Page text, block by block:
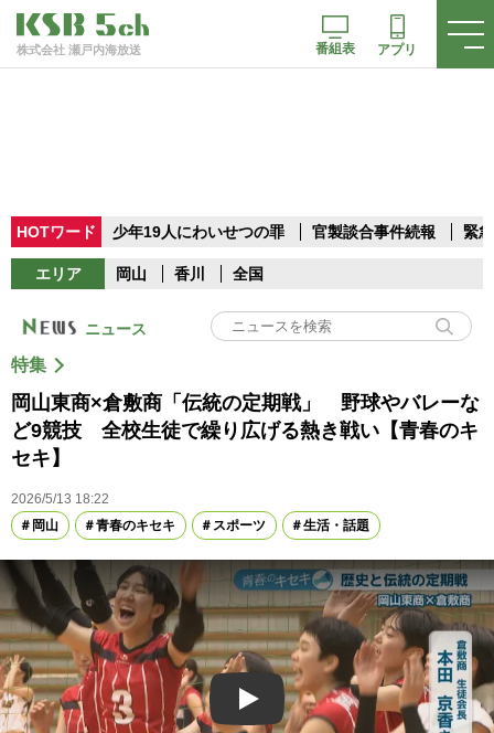
株式会社 瀬戸内海放送 番組表 アプリ
HOTワード 少年19人にわいせつの罪 官製談合事件続報 緊
エリア 岡山 香川 全国
ニュース
特集
岡山東商×倉敷商「伝統の定期戦」 野球やバレーな
ど9競技 全校生徒で繰り広げる熱き戦い【青春のキ
セキ】
2026/5/13 18:22
岡山
青春のキセキ スポーツ 生活・話題
Play